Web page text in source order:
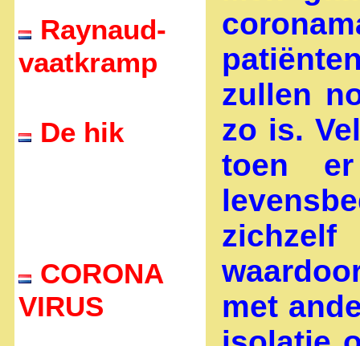
Raynaud-
vaatkramp
De hik
CORONA
VIRUS
zullen
zo is.
toen
met